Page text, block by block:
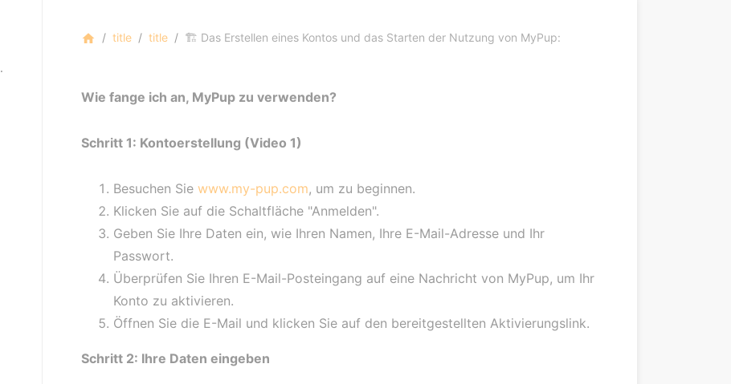
home title title 🏗️ Das Erstellen eines Kontos und das Starten der Nutzung von MyPup:
Wie fange ich an, MyPup zu verwenden?
Schritt 1: Kontoerstellung (Video 1)
Besuchen Sie www.my-pup.com, um zu beginnen.
Klicken Sie auf die Schaltfläche "Anmelden".
Geben Sie Ihre Daten ein, wie Ihren Namen, Ihre E-Mail-Adresse und Ihr
Passwort.
Überprüfen Sie Ihren E-Mail-Posteingang auf eine Nachricht von MyPup, um Ihr
Konto zu aktivieren.
Öffnen Sie die E-Mail und klicken Sie auf den bereitgestellten Aktivierungslink.
Schritt 2: Ihre Daten eingeben